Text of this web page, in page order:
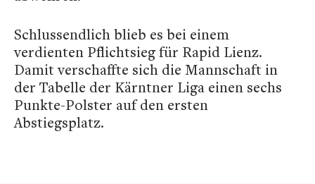
Schlussendlich blieb es bei einem
verdienten Pflichtsieg für Rapid Lienz.
Damit verschaffte sich die Mannschaft in
der Tabelle der Kärntner Liga einen sechs
Punkte-Polster auf den ersten
Abstiegsplatz.